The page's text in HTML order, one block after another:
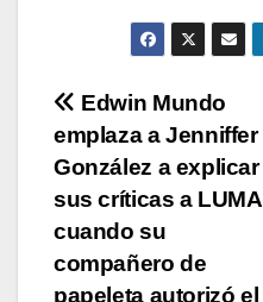
Navegación
de
entradas
Edwin Mundo
emplaza a Jenniffer
González a explicar
sus críticas a LUMA
cuando su
compañero de
papeleta autorizó el